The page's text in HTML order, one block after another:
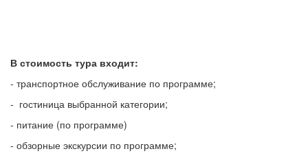
В стоимость тура входит:
- транспортное обслуживание по программе;
- гостиница выбранной категории;
- питание (по программе)
- обзорные экскурсии по программе;